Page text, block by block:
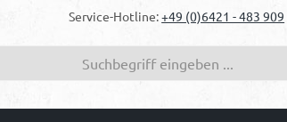
Service-Hotline:+49 (0)6421 - 483 909